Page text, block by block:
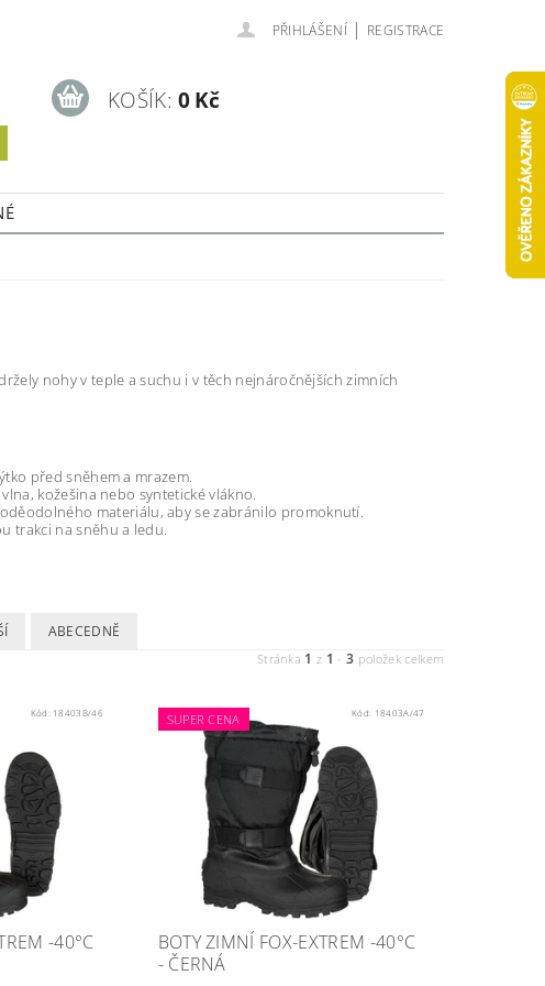
PŘIHLÁŠENÍ | REGISTRACE
KOŠÍK: 0 Kč
nohy v teple a suchu i v těch nejnáročnějších zimních
před sněhem a mrazem.
kožešina nebo syntetické vlákno.
materiálu, aby se zabránilo promoknutí.
trakci na sněhu a ledu.
ABECEDNĚ
Stránka 1 z 1 -3 položek celkem
Kód: 18403B/46
-40°C
SUPER CENA Kód: 18403A/47
BOTY ZIMNÍ FOX-EXTREM -40°C
- ČERNÁ